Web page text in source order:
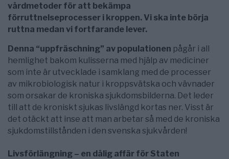
vårdmetoder för att bekämpa
förruttnelseprocesser i kroppen. Vi ska inte börja
ruttna medan vi fortfarande lever.
Denna “uppfräschning” av populationen pågår i all
hemlighet bakom kulisserna med hjälp av mediciner
som inte är utvecklade i samklang med de processer
av mikrobiologisk natur i kroppsvätska och vävnader
som orsakar de kroniska sjukdomsbilderna. Det leder
till att de kroniskt sjukas livslängd kortas ner. Visst är
det otäckt att inse att man arbetar så med de kroniska
sjukdomstillstånden i den svenska sjukvården!
Livsförlängning – en dålig affär för Staten